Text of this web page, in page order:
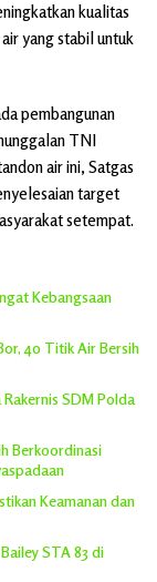
kualitas
yang stabil untuk
pembangunan
TNI
air ini, Satgas
target
setempat.
Kebangsaan
40 Titik Air Bersih
SDM Polda
Berkoordinasi
Keamanan dan
STA 83 di